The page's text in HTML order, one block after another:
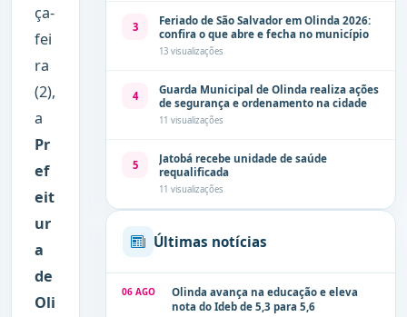
ça-
fei
ra
(2),
a
Pr
ef
eit
ur
a
de
Oli
3
Feriado de São Salvador em Olinda 2026:
confira o que abre e fecha no município
13 visualizações
4
Guarda Municipal de Olinda realiza ações
de segurança e ordenamento na cidade
11 visualizações
5
Jatobá recebe unidade de saúde
requalificada
11 visualizações
Últimas notícias
06 AGO
Olinda avança na educação e eleva
nota do Ideb de 5,3 para 5,6